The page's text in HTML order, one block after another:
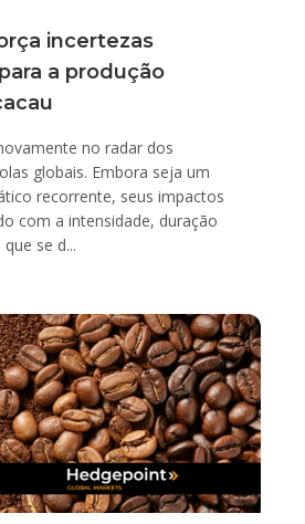
incertezas
a produção
no radar dos
globais. Embora seja um
recorrente, seus impactos
com a intensidade, duração
se d...